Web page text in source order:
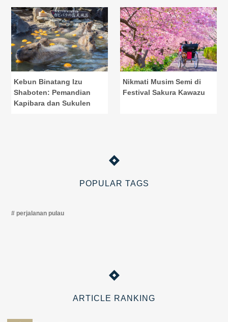
Kebun Binatang Izu
Shaboten: Pemandian
Kapibara dan Sukulen
Nikmati Musim Semi di
Festival Sakura Kawazu
POPULAR TAGS
perjalanan pulau
ARTICLE RANKING